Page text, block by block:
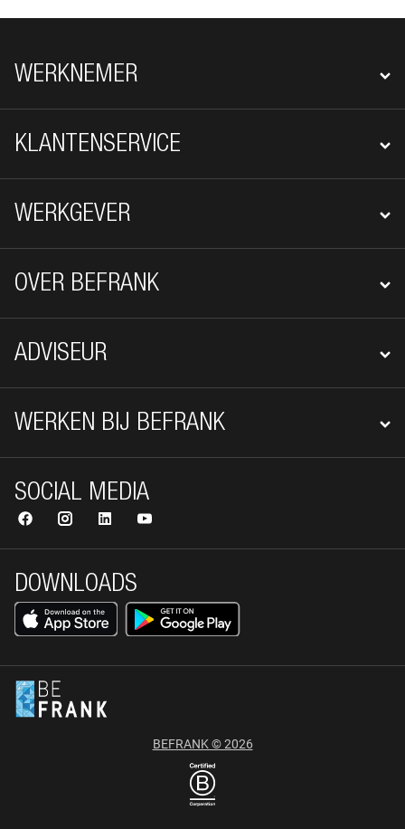
FOOTER NAVIGATIE
WERKNEMER
KLANTENSERVICE
WERKGEVER
OVER BEFRANK
ADVISEUR
WERKEN BIJ BEFRANK
DOWNLOADS
SOCIAL MEDIA
BEFRANK © 2026